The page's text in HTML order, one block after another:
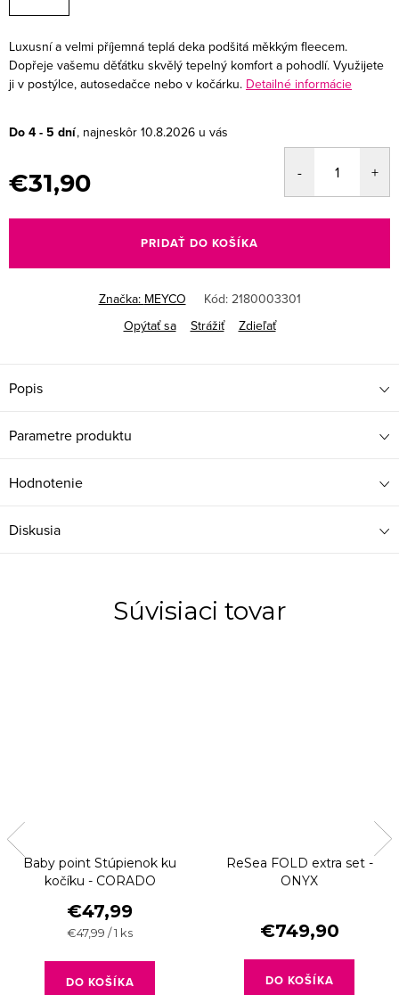
Luxusní a velmi příjemná teplá deka podšitá měkkým fleecem.
Dopřeje vašemu děťátku skvělý tepelný komfort a pohodlí. Využijete
ji v postýlce, autosedačce nebo v kočárku. Detailné informácie
Do 4 - 5 dní 10.8.2026
€31,90
cena:
PRIDAŤ DO KOŠÍKA
Značka: MEYCO Kód: 2180003301
Opýtať sa
Strážiť Zdieľať
Popis
Parametre produktu
Hodnotenie
Diskusia
Súvisiaci tovar
Baby point Stúpienok ku
kočíku - CORADO
€47,99
Jednotková
€47,99 / 1 ks
DO KOŠÍKA
ReSea FOLD extra set -
ONYX
€749,90
DO KOŠÍKA